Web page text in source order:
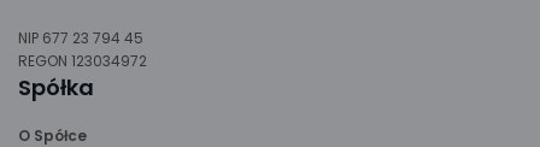
NIP 677 23 794 45
REGON 123034972
Spółka
O Spółce